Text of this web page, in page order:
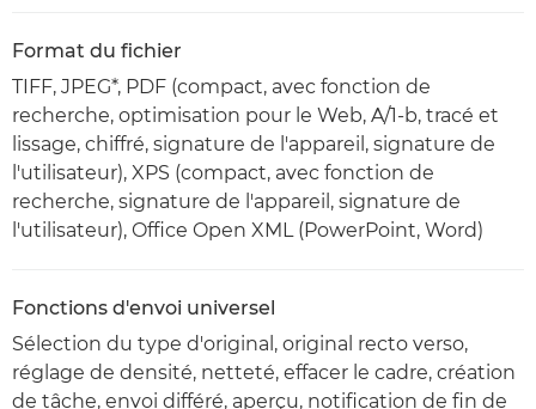
Format du fichier
TIFF, JPEG*, PDF (compact, avec fonction de
recherche, optimisation pour le Web, A/1-b, tracé et
lissage, chiffré, signature de l'appareil, signature de
l'utilisateur), XPS (compact, avec fonction de
recherche, signature de l'appareil, signature de
l'utilisateur), Office Open XML (PowerPoint, Word)
Fonctions d'envoi universel
Sélection du type d'original, original recto verso,
réglage de densité, netteté, effacer le cadre, création
de tâche, envoi différé, aperçu, notification de fin de